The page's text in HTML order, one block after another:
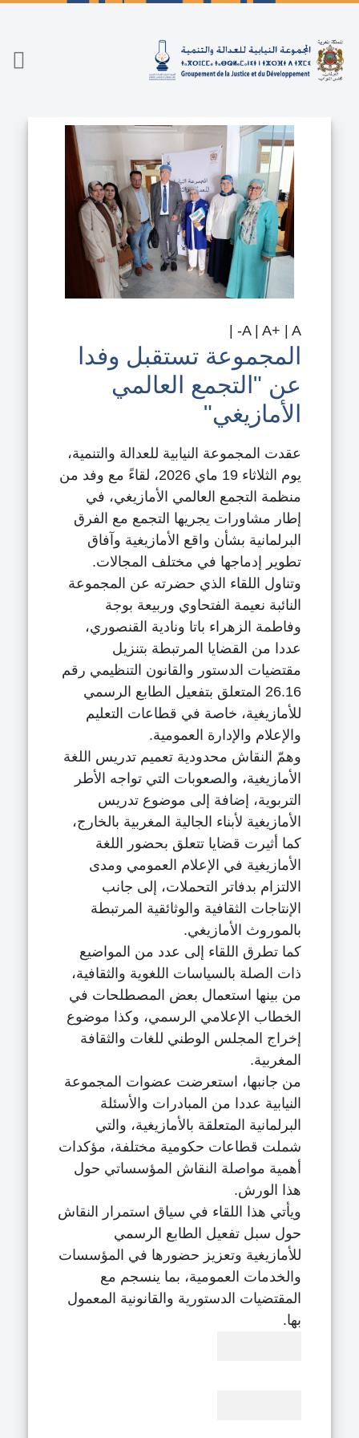
A | A+ | A-
|
المجموعة تستقبل وفدا
عن "التجمع العالمي
الأمازيغي"
عقدت المجموعة النيابية للعدالة والتنمية،
يوم الثلاثاء 19 ماي 2026، لقاءً مع وفد من
منظمة التجمع العالمي الأمازيغي، في
إطار مشاورات يجريها التجمع مع الفرق
البرلمانية بشأن واقع الأمازيغية وآفاق
تطوير إدماجها في مختلف المجالات.
وتناول اللقاء الذي حضرته عن المجموعة
النائبة نعيمة الفتحاوي وربيعة بوجة
وفاطمة الزهراء باتا ونادية القنصوري،
عددا من القضايا المرتبطة بتنزيل
مقتضيات الدستور والقانون التنظيمي رقم
26.16 المتعلق بتفعيل الطابع الرسمي
للأمازيغية، خاصة في قطاعات التعليم
والإعلام والإدارة العمومية.
وهمّ النقاش محدودية تعميم تدريس اللغة
الأمازيغية، والصعوبات التي تواجه الأطر
التربوية، إضافة إلى موضوع تدريس
الأمازيغية لأبناء الجالية المغربية بالخارج،
كما أثيرت قضايا تتعلق بحضور اللغة
الأمازيغية في الإعلام العمومي ومدى
الالتزام بدفاتر التحملات، إلى جانب
الإنتاجات الثقافية والوثائقية المرتبطة
بالموروث الأمازيغي.
كما تطرق اللقاء إلى عدد من المواضيع
ذات الصلة بالسياسات اللغوية والثقافية،
من بينها استعمال بعض المصطلحات في
الخطاب الإعلامي الرسمي، وكذا موضوع
إخراج المجلس الوطني للغات والثقافة
المغربية.
من جانبها، استعرضت عضوات المجموعة
النيابية عددا من المبادرات والأسئلة
البرلمانية المتعلقة بالأمازيغية، والتي
شملت قطاعات حكومية مختلفة، مؤكدات
أهمية مواصلة النقاش المؤسساتي حول
هذا الورش.
ويأتي هذا اللقاء في سياق استمرار النقاش
حول سبل تفعيل الطابع الرسمي
للأمازيغية وتعزيز حضورها في المؤسسات
والخدمات العمومية، بما ينسجم مع
المقتضيات الدستورية والقانونية المعمول
بها.